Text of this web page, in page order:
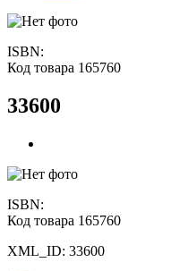
ISBN:
Код товара 165760
33600
ISBN:
Код товара 165760
XML_ID: 33600